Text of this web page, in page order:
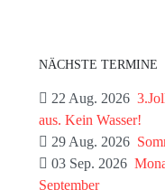
NÄCHSTE TERMINE
22 Aug. 2026
aus. Kein Wasser!
29 Aug. 2026
03 Sep. 2026
September